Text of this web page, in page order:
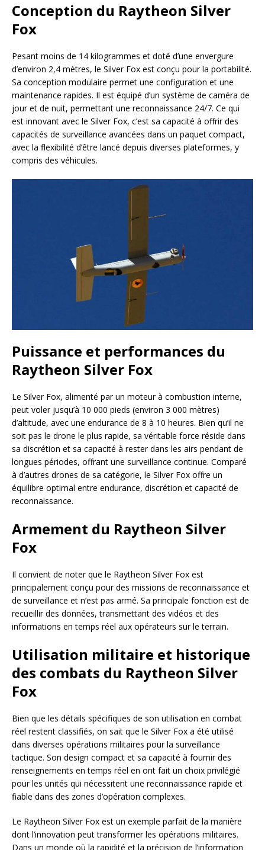
Conception du Raytheon Silver
Fox
Pesant moins de 14 kilogrammes et doté d’une envergure
d’environ 2,4 mètres, le Silver Fox est conçu pour la portabilité.
Sa conception modulaire permet une configuration et une
maintenance rapides. Il est équipé d’un système de caméra de
jour et de nuit, permettant une reconnaissance 24/7. Ce qui
est innovant avec le Silver Fox, c’est sa capacité à offrir des
capacités de surveillance avancées dans un paquet compact,
avec la flexibilité d’être lancé depuis diverses plateformes, y
compris des véhicules.
Puissance et performances du
Raytheon Silver Fox
Le Silver Fox, alimenté par un moteur à combustion interne,
peut voler jusqu’à 10 000 pieds (environ 3 000 mètres)
d’altitude, avec une endurance de 8 à 10 heures. Bien qu’il ne
soit pas le drone le plus rapide, sa véritable force réside dans
sa discrétion et sa capacité à rester dans les airs pendant de
longues périodes, offrant une surveillance continue. Comparé
à d’autres drones de sa catégorie, le Silver Fox offre un
équilibre optimal entre endurance, discrétion et capacité de
reconnaissance.
Armement du Raytheon Silver
Fox
Il convient de noter que le Raytheon Silver Fox est
principalement conçu pour des missions de reconnaissance et
de surveillance et n’est pas armé. Sa principale fonction est de
recueillir des données, transmettant des vidéos et des
informations en temps réel aux opérateurs sur le terrain.
Utilisation militaire et historique
des combats du Raytheon Silver
Fox
Bien que les détails spécifiques de son utilisation en combat
réel restent classifiés, on sait que le Silver Fox a été utilisé
dans diverses opérations militaires pour la surveillance
tactique. Son design compact et sa capacité à fournir des
renseignements en temps réel en ont fait un choix privilégié
pour les unités qui nécessitent une reconnaissance rapide et
fiable dans des zones d’opération complexes.
Le Raytheon Silver Fox est un exemple parfait de la manière
dont l’innovation peut transformer les opérations militaires.
Dans un monde où la rapidité et la précision de l’information